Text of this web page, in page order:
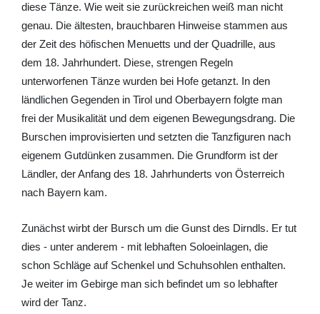
diese Tänze. Wie weit sie zurückreichen weiß man nicht
genau. Die ältesten, brauchbaren Hinweise stammen aus
der Zeit des höfischen Menuetts und der Quadrille, aus
dem 18. Jahrhundert. Diese, strengen Regeln
unterworfenen Tänze wurden bei Hofe getanzt. In den
ländlichen Gegenden in Tirol und Oberbayern folgte man
frei der Musikalität und dem eigenen Bewegungsdrang. Die
Burschen improvisierten und setzten die Tanzfiguren nach
eigenem Gutdünken zusammen. Die Grundform ist der
Ländler, der Anfang des 18. Jahrhunderts von Österreich
nach Bayern kam.
Zunächst wirbt der Bursch um die Gunst des Dirndls. Er tut
dies - unter anderem - mit lebhaften Soloeinlagen, die
schon Schläge auf Schenkel und Schuhsohlen enthalten.
Je weiter im Gebirge man sich befindet um so lebhafter
wird der Tanz.